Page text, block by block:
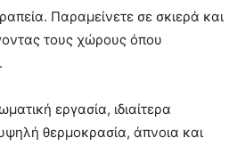
Παραμείνετε σε σκιερά και
τους χώρους όπου
εργασία, ιδιαίτερα
θερμοκρασία, άπνοια και